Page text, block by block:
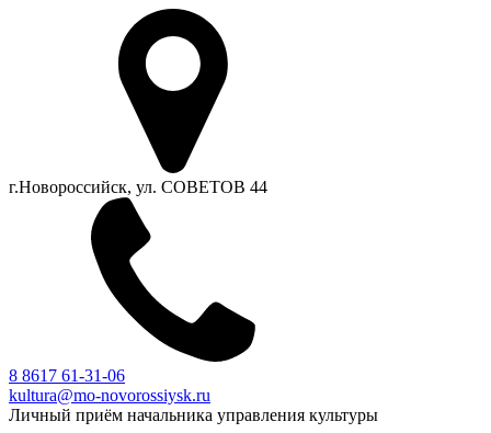
г.Новороссийск, ул. СОВЕТОВ 44
8 8617 61-31-06
kultura@mo-novorossiysk.ru
Личный приём начальника управления культуры